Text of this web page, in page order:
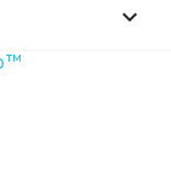
keyboard_arrow_down